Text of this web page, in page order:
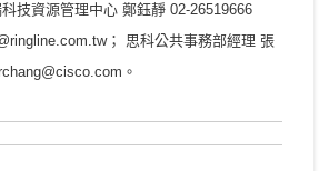
技資源管理中心 鄭鈺靜 02-26519666
； 思科公共事務部經理 張
。